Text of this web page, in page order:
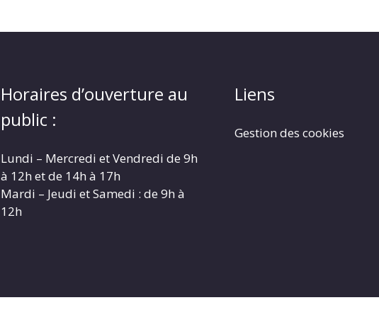
Horaires d’ouverture au
public :
Lundi – Mercredi et Vendredi de 9h
à 12h et de 14h à 17h
Mardi – Jeudi et Samedi : de 9h à
12h
Liens
Gestion des cookies